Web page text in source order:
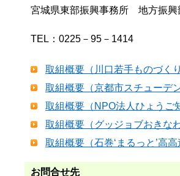
宮城県東部振興事務所 地方振
TEL：0225－95－1414
取組概要（川口若手ものづく
取組概要（京都市スチューデ
取組概要（NPO法人ひょうご
取組概要（グッジョブおきな
取組概要（石巻‘まるっと’高
お問合せ先